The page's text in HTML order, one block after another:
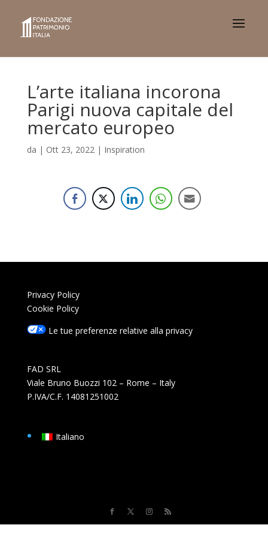
L’arte italiana incorona
Parigi nuova capitale del
mercato europeo
da | Ott 23, 2022| Inspiration
Privacy Policy
Cookie Policy
Le tue preferenze relative alla privacy
FAD SRL
Viale Bruno Buozzi 102 – Rome – Italy
P.IVA/C.F. 14081251002
Italiano